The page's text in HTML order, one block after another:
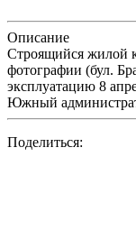
Описание
Строящийся жилой
фотографии (бул.
эксплуатацию 8
Южный
Поделиться: